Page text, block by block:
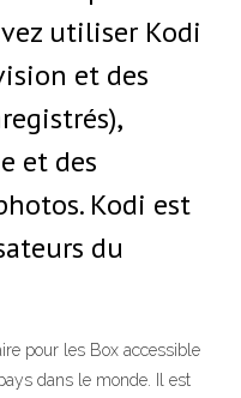
utiliser Kodi
et des
et des
Kodi est
du
pour les Box accessible
dans le monde. Il est